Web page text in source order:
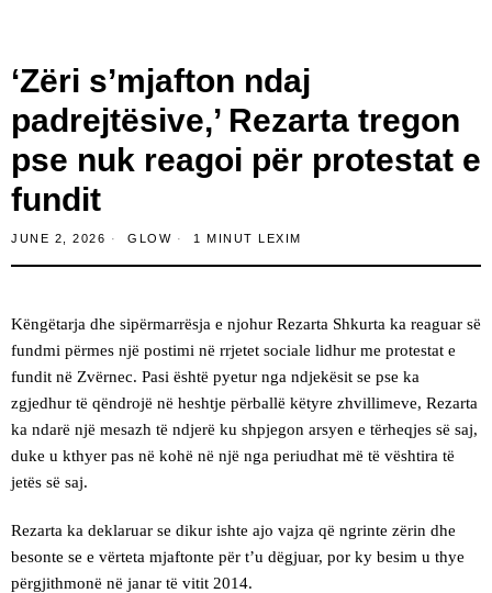
‘Zëri s’mjafton ndaj
padrejtësive,’ Rezarta tregon
pse nuk reagoi për protestat e
fundit
JUNE 2, 2026 GLOW 1 MINUT LEXIM
Këngëtarja dhe sipërmarrësja e njohur Rezarta Shkurta ka reaguar së
fundmi përmes një postimi në rrjetet sociale lidhur me protestat e
fundit në Zvërnec. Pasi është pyetur nga ndjekësit se pse ka
zgjedhur të qëndrojë në heshtje përballë këtyre zhvillimeve, Rezarta
ka ndarë një mesazh të ndjerë ku shpjegon arsyen e tërheqjes së saj,
duke u kthyer pas në kohë në një nga periudhat më të vështira të
jetës së saj.
Rezarta ka deklaruar se dikur ishte ajo vajza që ngrinte zërin dhe
besonte se e vërteta mjaftonte për t’u dëgjuar, por ky besim u thye
përgjithmonë në janar të vitit 2014.